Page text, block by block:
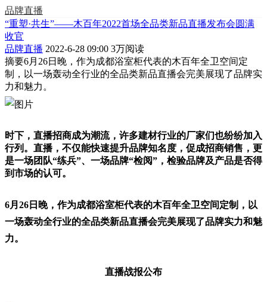
品牌直播
“重塑·共生”——木百年2022首场全品类新品直播发布会圆满
收官
品牌直播 2022-6-28 09:00 3万阅读
摘要6月26日晚，作为成都浴室柜代表的木百年全卫空间定
制，以一场轰动全行业的全品类新品直播会完美展现了品牌实
力和魅力。
时下，直播招商成为潮流，许多建材行业的厂家们也纷纷加入
行列。直播，不仅能快速提升品牌知名度，促成招商销售，更
是一场团队“练兵”、一场品牌“检阅”，检验品牌及产品是否得
到市场的认可。
6月26日晚，作为成都浴室柜代表的木百年全卫空间定制，以
一场轰动全行业的全品类新品直播会完美展现了品牌实力和魅
力。
直播战报公布